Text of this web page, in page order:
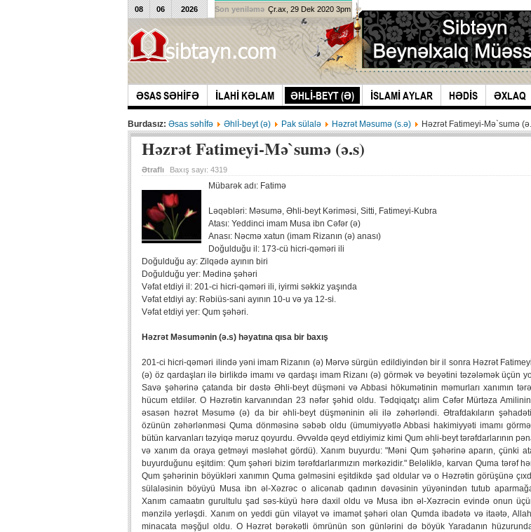
ƏSAS SƏHİFƏ İLAHİ KƏLAM ƏHLİ-BEYT (Ə) İSLAMİ AYLAR HƏDİS ƏXLAQ
08 06 2026 Son yeniləmə Çr.ax, 29 Dek 2020 3pm
Burdasız: Əsas səhİfə Əhlİ-beyt (ə) Pak sülalə Həzrət Məsumə (s.ə) Həzrət Fatimeyi-Mə`sumə
Həzrət Fatimeyi-Mə`sumə (ə.s)
Ətraflı Baxış sayı: 4319
Mübarək adı: Fatimə
Ləqəbləri: Məsumə, Əhli-beyt Kəriməsi, Sitti, Fatimeyi-Kubra
Atası: Yeddinci imam Musa ibn Cəfər (ə)
Anası: Nəcmə xatun (imam Rizanın (ə) anası)
Doğulduğu il: 173-cü hicri-qəməri ili
Doğulduğu ay: Zilqədə ayının biri
Doğulduğu yer: Mədinə şəhəri
Vəfat etdiyi il: 201-ci hicri-qəməri ili, iyirmi səkkiz yaşında
Vəfat etdiyi ay: Rəbiüs-sani ayının 10-u və ya 12-si.
Vəfat etdiyi yer: Qum şəhəri.
Həzrət Məsumənin (ə.s) həyatına qısa bir baxış
201-ci hicri-qəməri ilində yəni imam Rizanın (ə) Mərvə sürgün edildiyindən bir il sonra Həzrət
(ə) öz qardaşları ilə birlikdə imamı və qardaşı imam Rizanı (ə) görmək və beyətini təzələmək üçün
Savə şəhərinə çatanda bir dəstə Əhli-beyt düşməni və Abbasi hökumətinin məmurları xanımın
hücum etdilər. O Həzrətin karvanından 23 nəfər şəhid oldu. Tədqiqatçı alim Cəfər Mürtəza
əsasən həzrət Məsumə (ə) da bir əhli-beyt düşməninin əli ilə zəhərləndi. Ətrafdakıların şəhadəti,
özünün zəhərlənməsi Quma dönməsinə səbəb oldu (ümumiyyətlə Abbasi hakimiyyəti imamı
bütün karvanları təzyiqə məruz qoyurdu. Əvvəldə qeyd etdiyimiz kimi Qum əhli-beyt tərəfdarlarının
və xanım da oraya getməyi məsləhət gördü). Xanım buyurdu: "Məni Qum şəhərinə aparın, çünki
buyurduğunu eşitdim: Qum şəhəri bizim tərəfdarlarımızın mərkəzidir." Beləliklə, karvan Quma tərəf
Qum şəhərinin böyükləri xanımın Quma gəlməsini eşitdikdə şad oldular və o Həzrətin görüşünə
sülaləsinin böyüyü Musa ibn əl-Xəzrəc o alicənab qadının dəvəsinin yüyənindən tutub
Xanım camaatın gurultulu şad səs-küyü hərə daxil oldu və Musa ibn əl-Xəzrəcin evində onun
mənzilə yerləşdi. Xanım on yeddi gün vilayət və imamət şəhəri olan Qumda ibadətə və itaətə,
minacata məşğul oldu. O Həzrət bərəkətli ömrünün son günlərini də böyük Yaradanın